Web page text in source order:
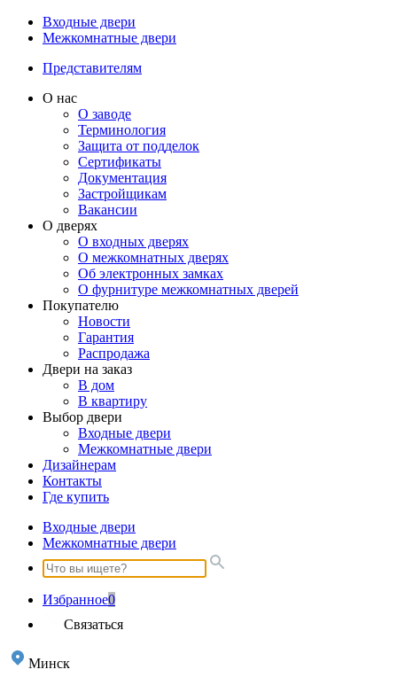
Входные двери
Межкомнатные двери
Представителям
О нас
О заводе
Терминология
Защита от подделок
Сертификаты
Документация
Застройщикам
Вакансии
О дверях
О входных дверях
О межкомнатных дверях
Об электронных замках
О фурнитуре межкомнатных дверей
Покупателю
Новости
Гарантия
Распродажа
Двери на заказ
В дом
В квартиру
Выбор двери
Входные двери
Межкомнатные двери
Дизайнерам
Контакты
Где купить
Входные двери
Межкомнатные двери
Избранное0
Связаться
Минск